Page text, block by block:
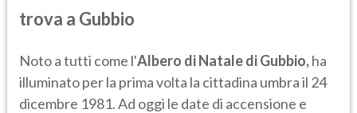
trova a Gubbio
Noto a tutti come l'Albero di Natale di Gubbio,ha
illuminato per la prima volta la cittadina umbra il 24
dicembre 1981. Ad oggi le date di accensione e